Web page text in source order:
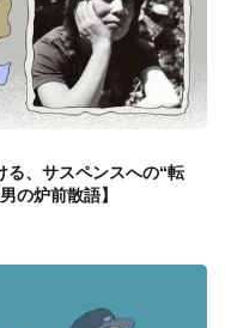
る、サスペンスへの“転
の炉前散語】